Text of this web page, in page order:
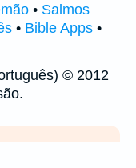
• Salmos
• Bible Apps •
© 2012